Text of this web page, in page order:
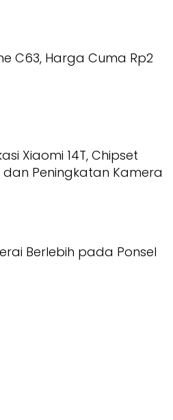
C63, Harga Cuma Rp2
Xiaomi 14T, Chipset
dan Peningkatan Kamera
Berlebih pada Ponsel